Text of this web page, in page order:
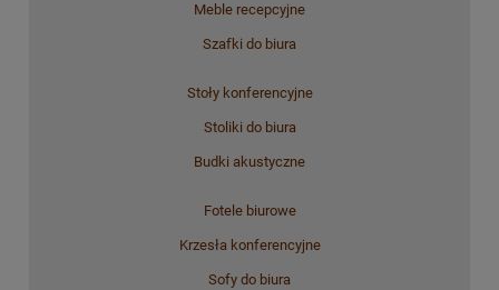
Meble recepcyjne
Szafki do biura
Stoły konferencyjne
Stoliki do biura
Budki akustyczne
Fotele biurowe
Krzesła konferencyjne
Sofy do biura